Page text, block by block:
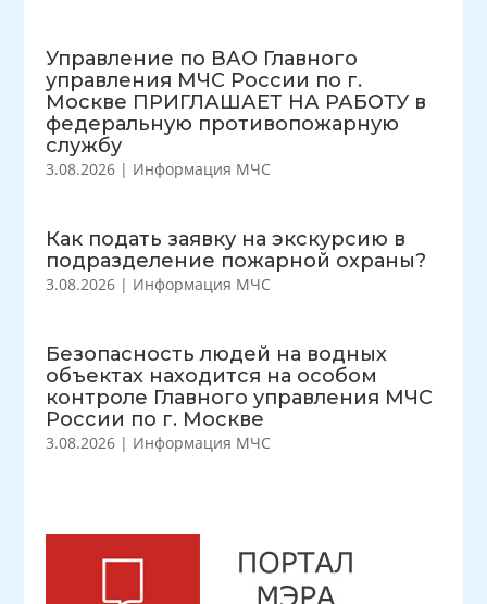
Управление по ВАО Главного
управления МЧС России по г.
Москве ПРИГЛАШАЕТ НА РАБОТУ в
федеральную противопожарную
службу
3.08.2026 | Информация МЧС
Как подать заявку на экскурсию в
подразделение пожарной охраны?
3.08.2026 | Информация МЧС
Безопасность людей на водных
объектах находится на особом
контроле Главного управления МЧС
России по г. Москве
3.08.2026 | Информация МЧС